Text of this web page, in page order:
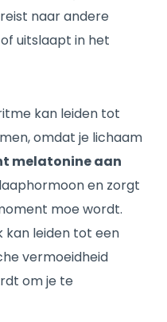
naar andere
uitslaapt in het
kan leiden tot
omdat je lichaam
melatonine aan
en zorgt
moe wordt.
kan leiden tot een
vermoeidheid
om je te